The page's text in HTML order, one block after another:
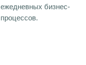
ежедневных бизнес-
процессов.